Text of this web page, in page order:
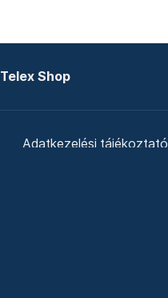
Telex Shop
Adatkezelési tájékoztató